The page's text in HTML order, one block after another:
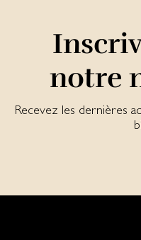
notre
Recevez les dernières